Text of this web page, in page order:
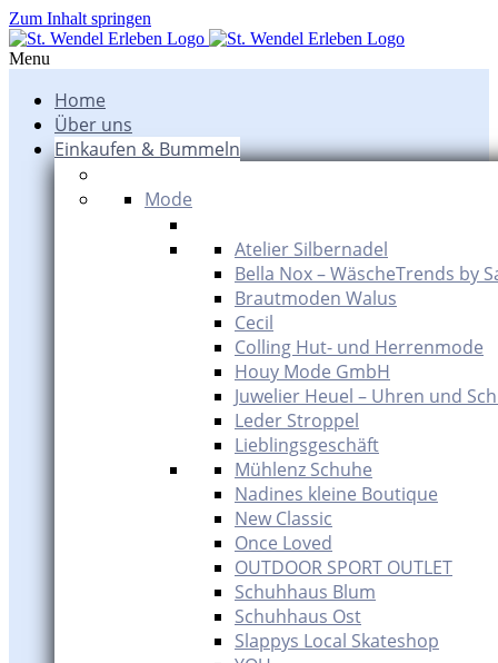
Zum Inhalt springen
Menu
Home
Über uns
Einkaufen & Bummeln
Mode
Atelier Silbernadel
Bella Nox – WäscheTrends by
Brautmoden Walus
Cecil
Colling Hut- und Herrenmode
Houy Mode GmbH
Juwelier Heuel – Uhren und
Leder Stroppel
Lieblingsgeschäft
Mühlenz Schuhe
Nadines kleine Boutique
New Classic
Once Loved
OUTDOOR SPORT OUTLET
Schuhhaus Blum
Schuhhaus Ost
Slappys Local Skateshop